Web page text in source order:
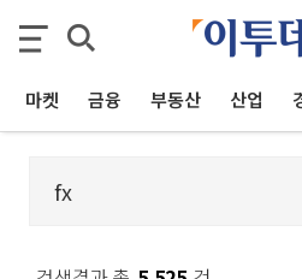
마켓 금융 부동산 산업